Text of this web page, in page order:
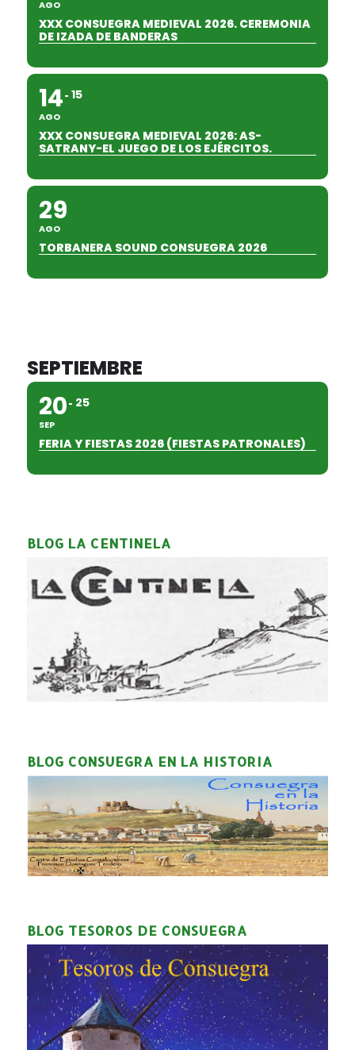
AGO
XXX CONSUEGRA MEDIEVAL 2026. CEREMONIA
DE IZADA DE BANDERAS
14
AGO
15
XXX CONSUEGRA MEDIEVAL 2026: AS-
SATRANY-EL JUEGO DE LOS EJÉRCITOS.
29
AGO
TORBANERA SOUND CONSUEGRA 2026
SEPTIEMBRE
20
SEP
25
FERIA Y FIESTAS 2026 (FIESTAS PATRONALES)
BLOG LA CENTINELA
BLOG CONSUEGRA EN LA HISTORIA
BLOG TESOROS DE CONSUEGRA